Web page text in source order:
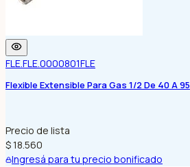
FLE.FLE.0000801FLE
Flexible Extensible Para Gas 1/2 De 40 A 95
Precio de lista
$ 18.560
Ingresá para tu precio bonificado